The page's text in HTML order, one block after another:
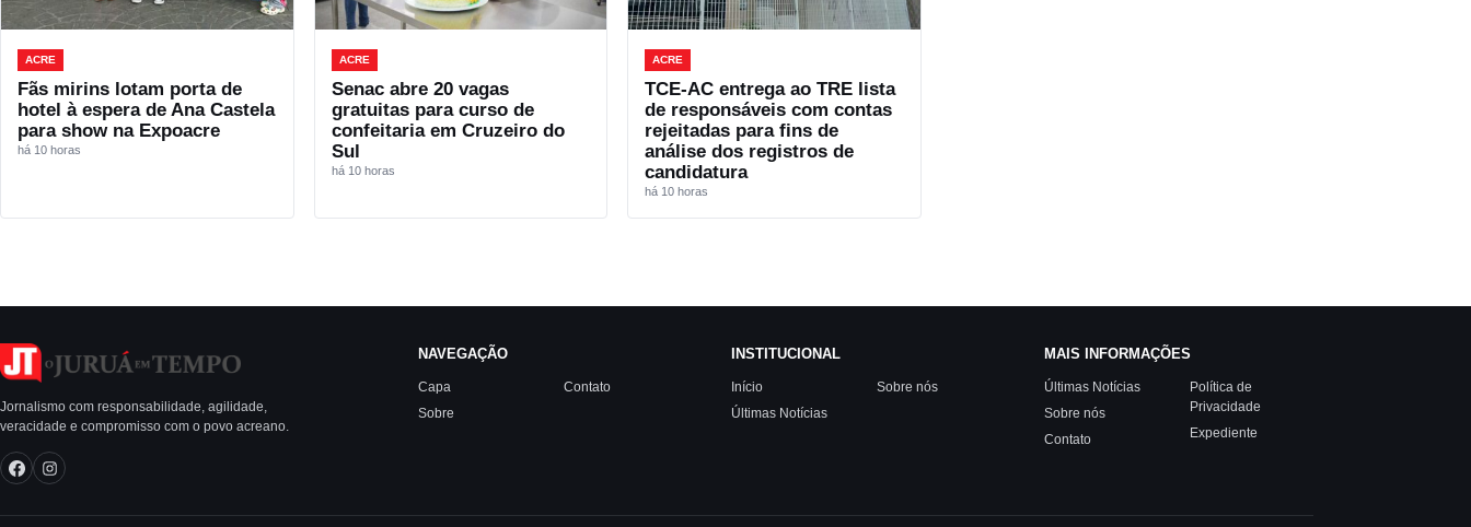
ACRE
Fãs mirins lotam porta de
hotel à espera de Ana Castela
para show na Expoacre
há 10 horas
ACRE
Senac abre 20 vagas
gratuitas para curso de
confeitaria em Cruzeiro do
Sul
há 10 horas
ACRE
TCE-AC entrega ao TRE lista
de responsáveis com contas
rejeitadas para fins de
análise dos registros de
candidatura
há 10 horas
Jornalismo com responsabilidade, agilidade,
veracidade e compromisso com o povo acreano.
NAVEGAÇÃO
Capa
Sobre
Contato
INSTITUCIONAL
Início
Últimas Notícias
Sobre nós
MAIS INFORMAÇÕES
Últimas Notícias
Sobre nós
Contato
Política de
Privacidade
Expediente